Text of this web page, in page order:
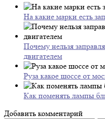
На какие марки есть
Почему нельзя
двигателем
Руза какое шоссе от
Как поменять лампы
Добавить комментарий